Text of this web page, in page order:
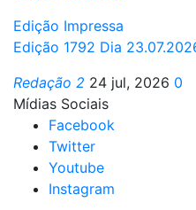
Edição Impressa
Edição 1792 Dia
Redação 2 24 jul, 2026 0
Mídias Sociais
Facebook
Twitter
Youtube
Instagram